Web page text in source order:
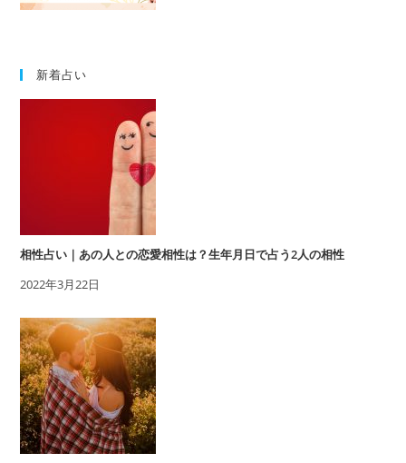
新着占い
相性占い｜あの人との恋愛相性は？生年月日で占う2人の相性
2022年3月22日